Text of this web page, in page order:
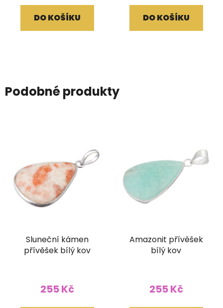
DO KOŠÍKU DO KOŠÍKU
Podobné produkty
Sluneční kámen
přívěšek bílý kov
255 Kč
Amazonit přívěšek
bílý kov
255 Kč